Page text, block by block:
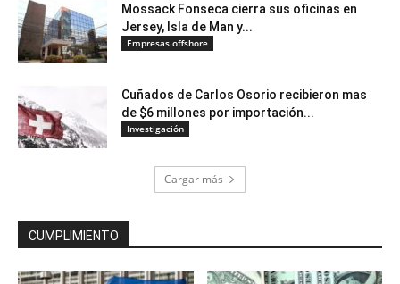
Mossack Fonseca cierra sus oficinas en
Jersey, Isla de Man y...
Empresas offshore
Cuñados de Carlos Osorio recibieron mas
de $6 millones por importación...
Investigación
Cargar más
CUMPLIMIENTO